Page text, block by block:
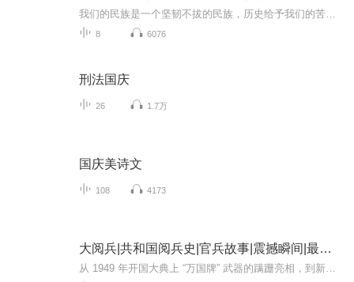
8 6076
刑法国庆
26 1.7万
国庆美诗文
108 4173
大阅兵|共和国阅兵史|官兵故事|震撼瞬间|最新装备